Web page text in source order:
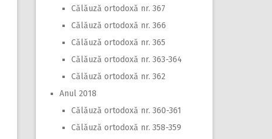
Călăuză ortodoxă nr. 367
Călăuză ortodoxă nr. 366
Călăuză ortodoxă nr. 365
Călăuză ortodoxă nr. 363-364
Călăuză ortodoxă nr. 362
Anul 2018
Călăuză ortodoxă nr. 360-361
Călăuză ortodoxă nr. 358-359